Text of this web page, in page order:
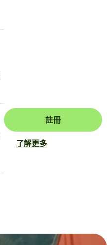
註冊
了解更多